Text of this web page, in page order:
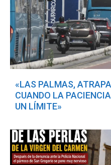
«LAS PALMAS,
CUANDO LA
UN LÍMITE»